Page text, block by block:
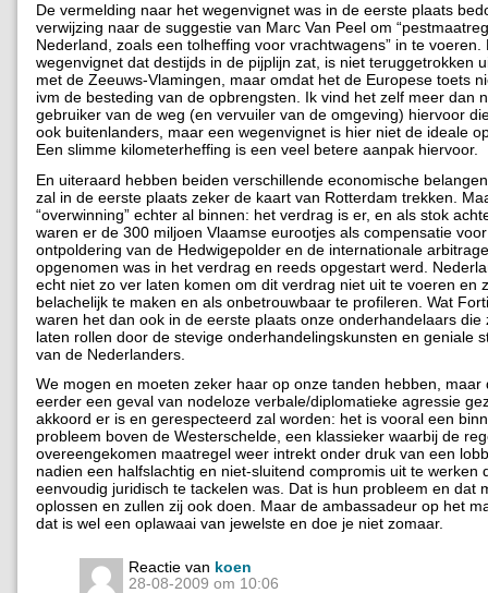
De vermelding naar het wegenvignet was in de eerste plaats
verwijzing naar de suggestie van Marc Van Peel om
Nederland, zoals een tolheffing voor vrachtwagens” in te voeren.
wegenvignet dat destijds in de pijplijn zat, is niet teruggetrokken
met de Zeeuws-Vlamingen, maar omdat het de Europese toets
ivm de besteding van de opbrengsten. Ik vind het zelf meer dan
gebruiker van de weg (en vervuiler van de omgeving) hiervoor
ook buitenlanders, maar een wegenvignet is hier niet de ideale
Een slimme kilometerheffing is een veel betere aanpak hiervoor.
En uiteraard hebben beiden verschillende economische
zal in de eerste plaats zeker de kaart van Rotterdam trekken.
“overwinning” echter al binnen: het verdrag is er, en als stok
waren er de 300 miljoen Vlaamse eurootjes als compensatie
ontpoldering van de Hedwigepolder en de internationale
opgenomen was in het verdrag en reeds opgestart werd.
echt niet zo ver laten komen om dit verdrag niet uit te voeren en
belachelijk te maken en als onbetrouwbaar te profileren. Wat
waren het dan ook in de eerste plaats onze onderhandelaars die
laten rollen door de stevige onderhandelingskunsten en geniale
van de Nederlanders.
We mogen en moeten zeker haar op onze tanden hebben, maar
eerder een geval van nodeloze verbale/diplomatieke agressie
akkoord er is en gerespecteerd zal worden: het is vooral een
probleem boven de Westerschelde, een klassieker waarbij de
overeengekomen maatregel weer intrekt onder druk van een
nadien een halfslachtig en niet-sluitend compromis uit te werken
eenvoudig juridisch te tackelen was. Dat is hun probleem en dat
oplossen en zullen zij ook doen. Maar de ambassadeur op het
dat is wel een oplawaai van jewelste en doe je niet zomaar.
Reactie van koen
28-08-2009 om 10:06